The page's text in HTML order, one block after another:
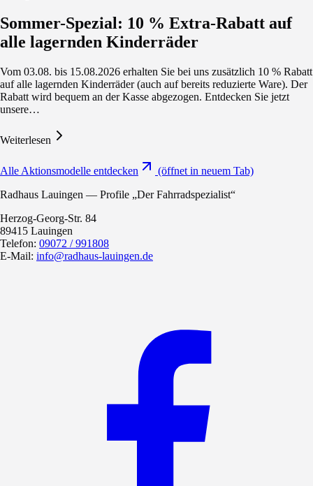
Sommer-Spezial: 10 % Extra-Rabatt auf
alle lagernden Kinderräder
Vom 03.08. bis 15.08.2026 erhalten Sie bei uns zusätzlich 10 % Rabatt
auf alle lagernden Kinderräder (auch auf bereits reduzierte Ware). Der
Rabatt wird bequem an der Kasse abgezogen. Entdecken Sie jetzt
unsere…
Weiterlesen
Alle Aktionsmodelle entdecken
(öffnet in neuem Tab)
Radhaus Lauingen — Profile „Der Fahrradspezialist“
Herzog-Georg-Str. 84
89415 Lauingen
Telefon: 09072 / 991808
E-Mail: info@radhaus-lauingen.de